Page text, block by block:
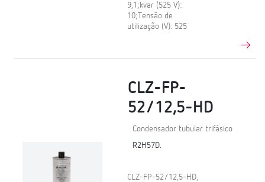
9,1;kvar (525 V):
10;Tensão de
utilização (V): 525
CLZ-FP-
52/12,5-HD
Condensador tubular trifásico
R2H57D.
CLZ-FP-52/12,5-HD,